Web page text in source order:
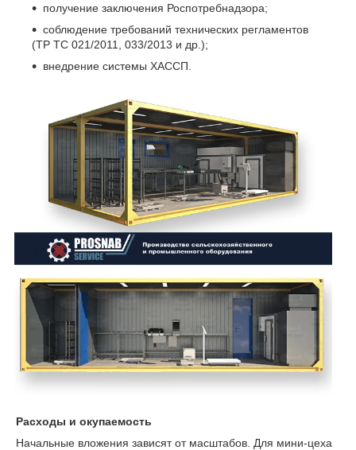
получение заключения Роспотребнадзора;
соблюдение требований технических регламентов
(ТР ТС 021/2011, 033/2013 и др.);
внедрение системы ХАССП.
Расходы и окупаемость
Начальные вложения зависят от масштабов. Для мини-цеха